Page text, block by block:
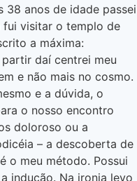
38 anos de idade passei
visitar o templo de
a máxima:
daí centrei meu
e não mais no cosmo.
e a dúvida, o
o nosso encontro
doloroso ou a
– a descoberta de
o meu método. Possui
indução. Na ironia levo